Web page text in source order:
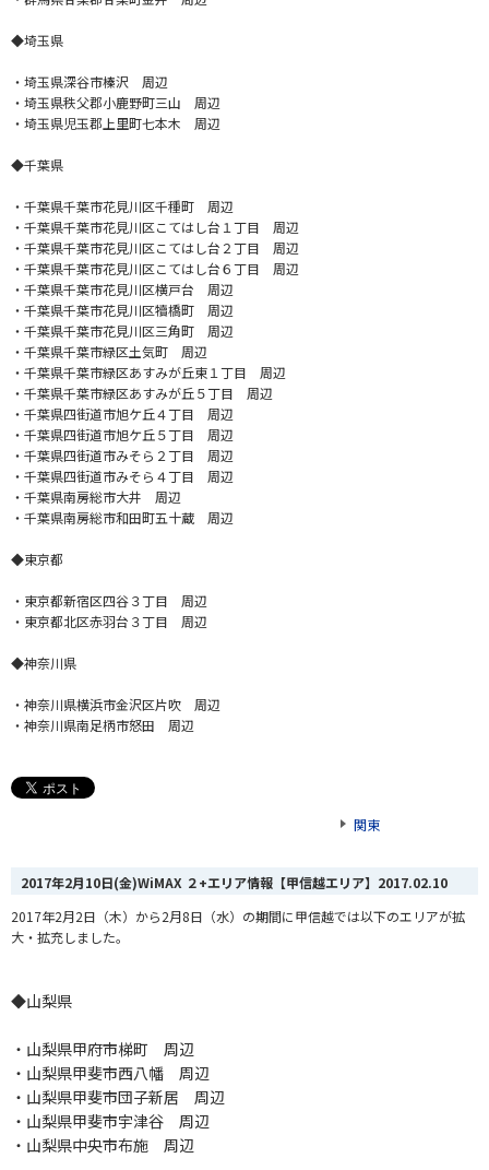
◆埼玉県
・埼玉県深谷市榛沢 周辺
・埼玉県秩父郡小鹿野町三山 周辺
・埼玉県児玉郡上里町七本木 周辺
◆千葉県
・千葉県千葉市花見川区千種町 周辺
・千葉県千葉市花見川区こてはし台１丁目 周辺
・千葉県千葉市花見川区こてはし台２丁目 周辺
・千葉県千葉市花見川区こてはし台６丁目 周辺
・千葉県千葉市花見川区横戸台 周辺
・千葉県千葉市花見川区犢橋町 周辺
・千葉県千葉市花見川区三角町 周辺
・千葉県千葉市緑区土気町 周辺
・千葉県千葉市緑区あすみが丘東１丁目 周辺
・千葉県千葉市緑区あすみが丘５丁目 周辺
・千葉県四街道市旭ケ丘４丁目 周辺
・千葉県四街道市旭ケ丘５丁目 周辺
・千葉県四街道市みそら２丁目 周辺
・千葉県四街道市みそら４丁目 周辺
・千葉県南房総市大井 周辺
・千葉県南房総市和田町五十蔵 周辺
◆東京都
・東京都新宿区四谷３丁目 周辺
・東京都北区赤羽台３丁目 周辺
◆神奈川県
・神奈川県横浜市金沢区片吹 周辺
・神奈川県南足柄市怒田 周辺
関東
2017年2月10日(金)WiMAX ２+エリア情報【甲信越エリア】 2017.02.10
2017年2月2日（木）から2月8日（水）の期間に甲信越では以下のエリアが拡
大・拡充しました。
◆山梨県
・山梨県甲府市梯町 周辺
・山梨県甲斐市西八幡 周辺
・山梨県甲斐市団子新居 周辺
・山梨県甲斐市宇津谷 周辺
・山梨県中央市布施 周辺